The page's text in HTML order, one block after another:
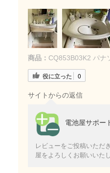
商品： CQ853B03K2 パナ
役に立った 0
サイトからの返信
電池屋サポー
レビューをご投稿いただ
屋をよろしくお願いいた